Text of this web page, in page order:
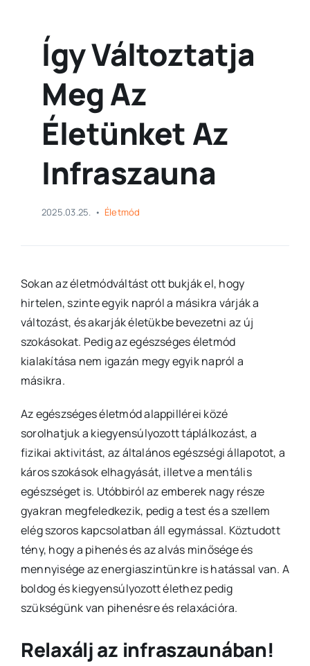
Így Változtatja
Meg Az
Életünket Az
Infraszauna
2025.03.25. • Életmód
Sokan az életmódváltást ott bukják el, hogy
hirtelen, szinte egyik napról a másikra várják a
változást, és akarják életükbe bevezetni az új
szokásokat. Pedig az egészséges életmód
kialakítása nem igazán megy egyik napról a
másikra.
Az egészséges életmód alappillérei közé
sorolhatjuk a kiegyensúlyozott táplálkozást, a
fizikai aktivitást, az általános egészségi állapotot, a
káros szokások elhagyását, illetve a mentális
egészséget is. Utóbbiról az emberek nagy része
gyakran megfeledkezik, pedig a test és a szellem
elég szoros kapcsolatban áll egymással. Köztudott
tény, hogy a pihenés és az alvás minősége és
mennyisége az energiaszintünkre is hatással van. A
boldog és kiegyensúlyozott élethez pedig
szükségünk van pihenésre és relaxációra.
Relaxálj az infraszaunában!